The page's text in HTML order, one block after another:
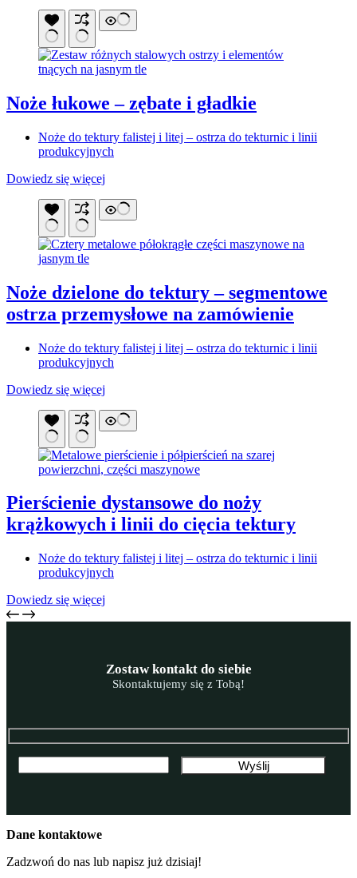
Noże łukowe – zębate i gładkie
Noże do tektury falistej i litej – ostrza do tekturnic i linii
produkcyjnych
Dowiedz się więcej
Noże dzielone do tektury – segmentowe
ostrza przemysłowe na zamówienie
Noże do tektury falistej i litej – ostrza do tekturnic i linii
produkcyjnych
Dowiedz się więcej
Pierścienie dystansowe do noży
krążkowych i linii do cięcia tektury
Noże do tektury falistej i litej – ostrza do tekturnic i linii
produkcyjnych
Dowiedz się więcej
Zostaw kontakt do siebie
Skontaktujemy się z Tobą!
Dane kontaktowe
Zadzwoń do nas lub napisz już dzisiaj!